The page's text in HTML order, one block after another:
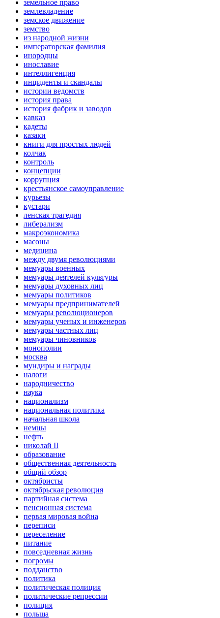
земельное право
землевладение
земское движение
земство
из народной жизни
императорская фамилия
инородцы
инославие
интеллигенция
инциденты и скандалы
истории ведомств
история права
история фабрик и заводов
кавказ
кадеты
казаки
книги для простых людей
колчак
контроль
концепции
коррупция
крестьянское самоуправление
курьезы
кустари
ленская трагедия
либерализм
макроэкономика
масоны
медицина
между двумя революциями
мемуары военных
мемуары деятелей культуры
мемуары духовных лиц
мемуары политиков
мемуары предпринимателей
мемуары революционеров
мемуары ученых и инженеров
мемуары частных лиц
мемуары чиновников
монополии
москва
мундиры и награды
налоги
народничество
наука
национализм
национальная политика
начальная школа
немцы
нефть
николай II
образование
общественная деятельность
общий обзор
октябристы
октябрьская революция
партийная система
пенсионная система
первая мировая война
переписи
переселение
питание
повседневная жизнь
погромы
подданство
политика
политическая полиция
политические репрессии
полиция
польша